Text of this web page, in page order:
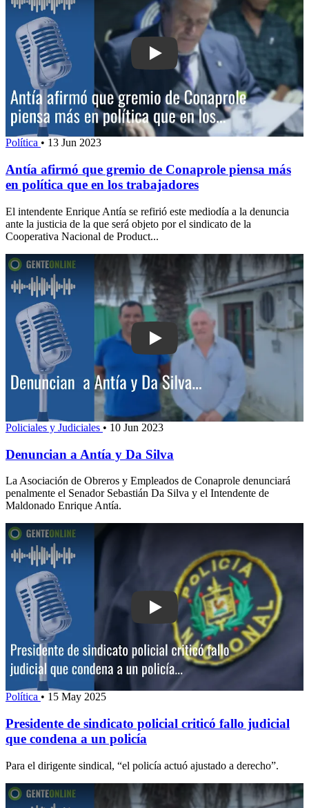
Play: Antía afirmó que gremio de
Política • 13 Jun 2023
Antía afirmó que gremio de Conaprole piensa más
en política que en los trabajadores
El intendente Enrique Antía se refirió este mediodía a la denuncia
ante la justicia de la que será objeto por el sindicato de la
Cooperativa Nacional de Product...
Play: Denuncian a Antía y Da Silva
Policiales y Judiciales • 10 Jun 2023
Denuncian a Antía y Da Silva
La Asociación de Obreros y Empleados de Conaprole denunciará
penalmente el Senador Sebastián Da Silva y el Intendente de
Maldonado Enrique Antía.
Play: Presidente de sindicato policial
Política • 15 May 2025
Presidente de sindicato policial criticó fallo judicial
que condena a un policía
Para el dirigente sindical, “el policía actuó ajustado a derecho”.